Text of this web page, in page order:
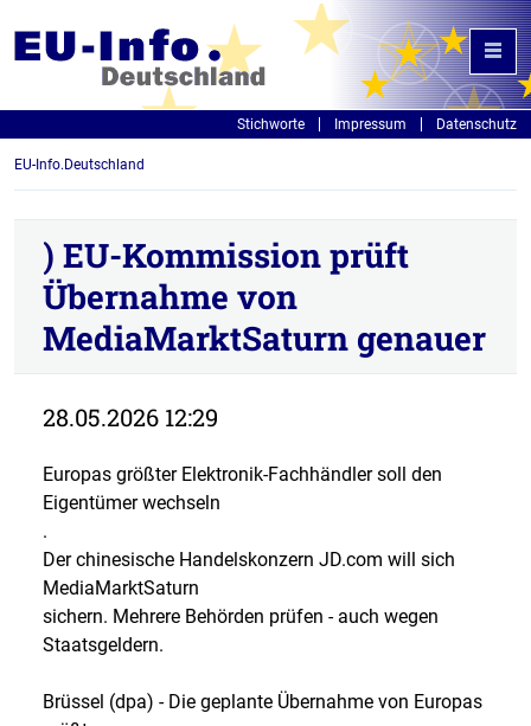
Stichworte Impressum Datenschutz
EU-Info.Deutschland
) EU-Kommission prüft
Übernahme von
MediaMarktSaturn genauer
28.05.2026 12:29
Europas größter Elektronik-Fachhändler soll den
Eigentümer wechseln
.
Der chinesische Handelskonzern JD.com will sich
MediaMarktSaturn
sichern. Mehrere Behörden prüfen - auch wegen
Staatsgeldern.
Brüssel (dpa) - Die geplante Übernahme von Europas